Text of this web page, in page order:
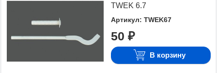
TWEK 6.7
Артикул: TWEK67
50 ₽
В корзину